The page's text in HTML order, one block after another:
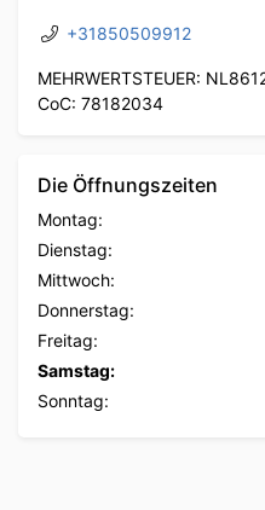
+31850509912
MEHRWERTSTEUER:
CoC: 78182034
Die Öffnungszeiten
Montag:
Dienstag:
Mittwoch:
Donnerstag:
Freitag:
Samstag:
Sonntag: